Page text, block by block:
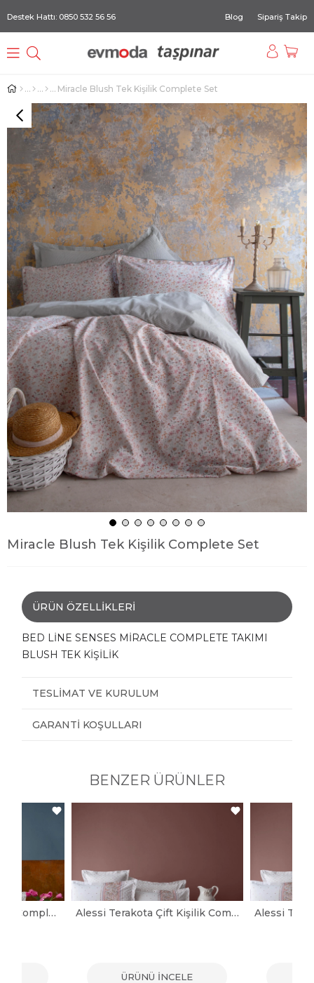
Destek Hattı: 0850 532 56 56 Blog Sipariş Takip
Miracle Blush Tek Kişilik Complete Set
Miracle Blush Tek Kişilik Complete Set
ÜRÜN ÖZELLIKLERI
BED LİNE SENSES MİRACLE COMPLETE TAKIMI
BLUSH TEK KİŞİLİK
TESLIMAT VE KURULUM
GARANTI KOŞULLARI
BENZER ÜRÜNLER
Leros İndigo Çift Kişilik Complete Set Alessi Terakota Çift Kişilik Complete Set
ÜRÜNÜ İNCELE